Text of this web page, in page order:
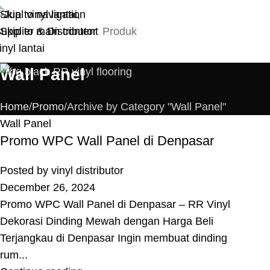
Skip to navigation
Skip to main content Produk
Wall Panel
Home Promo Archive by Category "Wall Panel"
Wall Panel
Promo WPC Wall Panel di Denpasar
Posted by vinyl distributor
December 26, 2024
Promo WPC Wall Panel di Denpasar – RR Vinyl
Dekorasi Dinding Mewah dengan Harga Beli
Terjangkau di Denpasar Ingin membuat dinding
rum...